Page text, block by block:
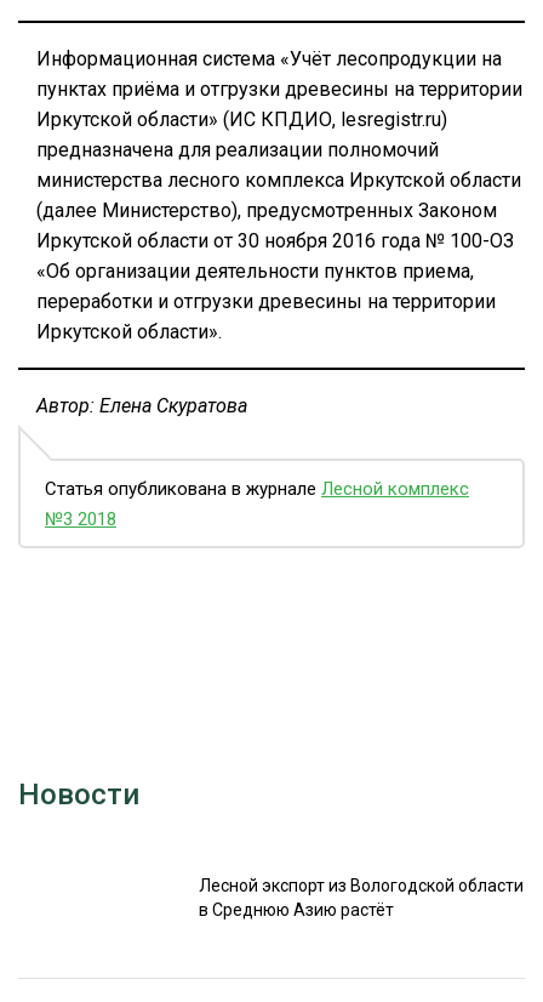
Информационная система «Учёт лесопродукции на
пунктах приёма и отгрузки древесины на территории
Иркутской области» (ИС КПДИО, lesregistr.ru)
предназначена для реализации полномочий
министерства лесного комплекса Иркутской области
(далее Министерство), предусмотренных Законом
Иркутской области от 30 ноября 2016 года № 100-ОЗ
«Об организации деятельности пунктов приема,
переработки и отгрузки древесины на территории
Иркутской области».
Автор: Елена Скуратова
Статья опубликована в журнале Лесной комплекс
№3 2018
Новости
Лесной экспорт из Вологодской области
в Среднюю Азию растёт